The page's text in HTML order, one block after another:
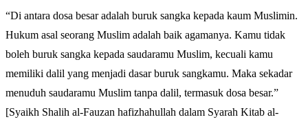
“Di antara dosa besar adalah buruk sangka kepada kaum Muslimin.
Hukum asal seorang Muslim adalah baik agamanya. Kamu tidak
boleh buruk sangka kepada saudaramu Muslim, kecuali kamu
memiliki dalil yang menjadi dasar buruk sangkamu. Maka sekadar
menuduh saudaramu Muslim tanpa dalil, termasuk dosa besar.”
[Syaikh Shalih al-Fauzan hafizhahullah dalam Syarah Kitab al-